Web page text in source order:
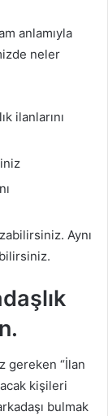
anlamıyla
neler
ilanlarını
Aynı
gereken “İlan
kişileri
bulmak